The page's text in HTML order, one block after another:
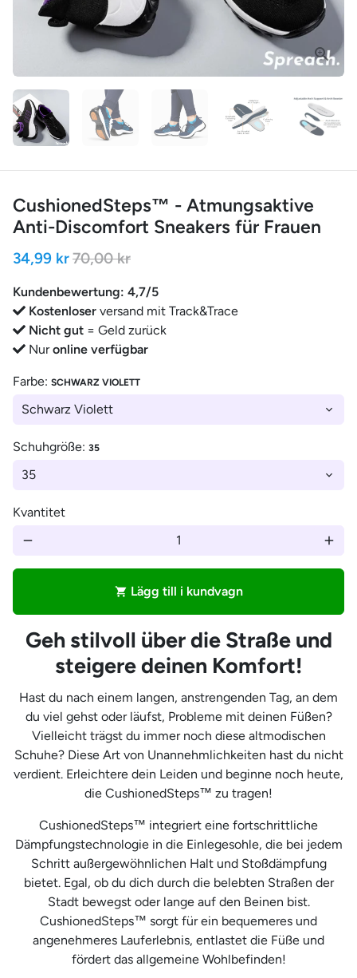
CushionedSteps™ - Atmungsaktive
Anti-Discomfort Sneakers für Frauen
34,99 kr70,00 kr
Kundenbewertung: 4,7/5
Kostenloser versand mit Track&Trace
Nicht gut = Geld zurück
Nuronline verfügbar
Farbe: SCHWARZ VIOLETT
Schuhgröße: 35
Kvantitet
remove add
shopping_cart Lägg till i kundvagn
Geh stilvoll über die Straße und
steigere deinen Komfort!
Hast du nach einem langen, anstrengenden Tag, an dem
du viel gehst oder läufst, Probleme mit deinen Füßen?
Vielleicht trägst du immer noch diese altmodischen
Schuhe? Diese Art von Unannehmlichkeiten hast du nicht
verdient. Erleichtere dein Leiden und beginne noch heute,
die CushionedSteps™ zu tragen!
CushionedSteps™ integriert eine fortschrittliche
Dämpfungstechnologie in die Einlegesohle, die bei jedem
Schritt außergewöhnlichen Halt und Stoßdämpfung
bietet. Egal, ob du dich durch die belebten Straßen der
Stadt bewegst oder lange auf den Beinen bist.
CushionedSteps™ sorgt für ein bequemeres und
angenehmeres Lauferlebnis, entlastet die Füße und
fördert das allgemeine Wohlbefinden!